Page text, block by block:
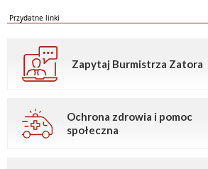
Przydatne linki
Zapytaj Burmistrza Zatora
Ochrona zdrowia i pomoc
społeczna